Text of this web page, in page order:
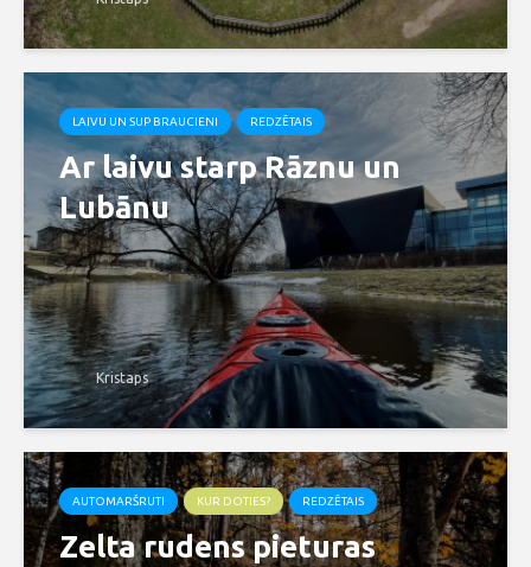
LAIVU UN SUP BRAUCIENI REDZĒTAIS
Ar laivu starp Rāznu un
Lubānu
Kristaps
AUTOMARŠRUTI KUR DOTIES? REDZĒTAIS
Zelta rudens pieturas